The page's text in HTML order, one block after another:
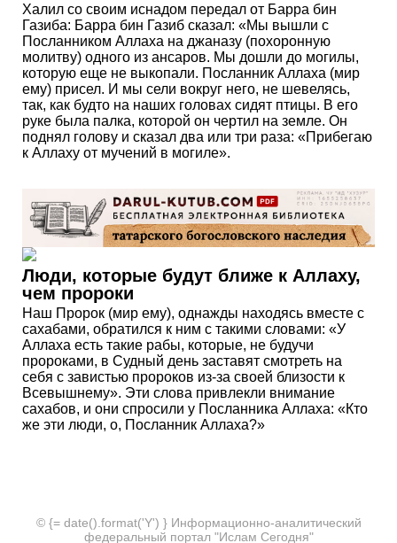
Халил со своим иснадом передал от Барра бин
Газиба: Барра бин Газиб сказал: «Мы вышли с
Посланником Аллаха на джаназу (похоронную
молитву) одного из ансаров. Мы дошли до могилы,
которую еще не выкопали. Посланник Аллаха (мир
ему) присел. И мы сели вокруг него, не шевелясь,
так, как будто на наших головах сидят птицы. В его
руке была палка, которой он чертил на земле. Он
поднял голову и сказал два или три раза: «Прибегаю
к Аллаху от мучений в могиле».
Люди, которые будут ближе к Аллаху,
чем пророки
Наш Пророк (мир ему), однажды находясь вместе с
сахабами, обратился к ним с такими словами: «У
Аллаха есть такие рабы, которые, не будучи
пророками, в Судный день заставят смотреть на
себя с завистью пророков из-за своей близости к
Всевышнему». Эти слова привлекли внимание
сахабов, и они спросили у Посланника Аллаха: «Кто
же эти люди, о, Посланник Аллаха?»
© {= date().format('Y') } Информационно-аналитический
федеральный портал "Ислам Сегодня"